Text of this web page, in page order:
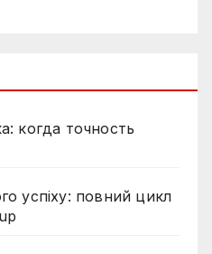
когда точность
успіху: повний цикл